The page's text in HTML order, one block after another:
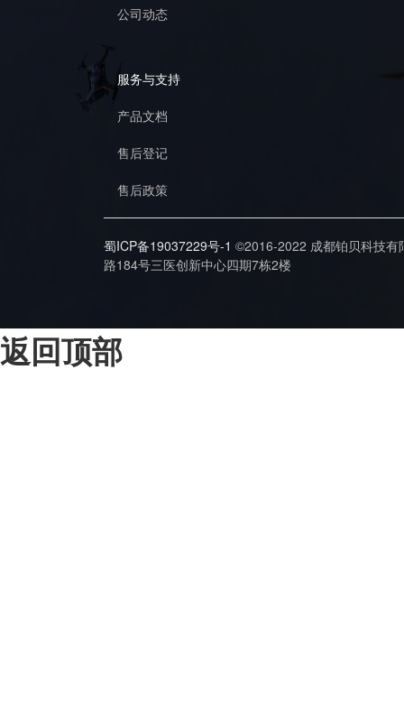
公司动态
服务与支持
产品文档
售后登记
售后政策
蜀ICP备19037229号-1 ©2016-2022 成都铂贝科技
路184号三医创新中心四期7栋2楼
返回顶部